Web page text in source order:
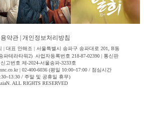
약관 개인정보처리방침
| 대표 안해조 | 서울특별시 송파구 송파대로 201, B동
파테라타워2) 사업자등록번호 218-87-02390 | 통신판
고번호 제-2024-서울송파-3233호
| 02-400-6036 (평일 10:00~17:00 / 점심시간
/ 주말 및 공휴일 휴무)
ALL RIGHTS RESERVED